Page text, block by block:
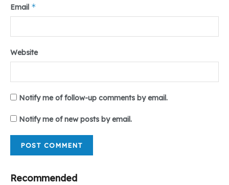
Email *
Website
Notify me of follow-up comments by email.
Notify me of new posts by email.
Recommended